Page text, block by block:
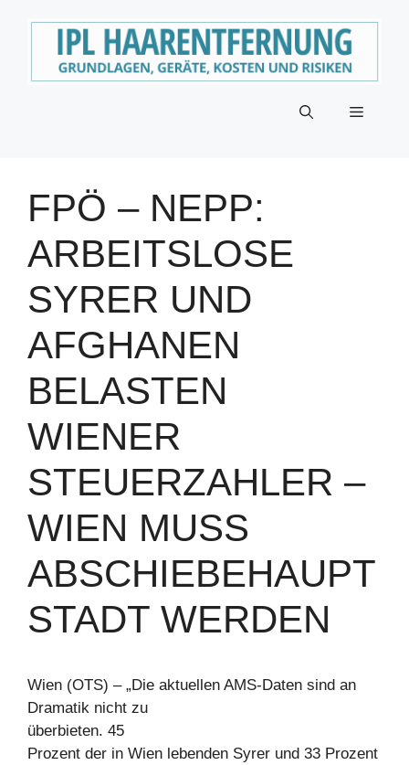
Menü
FPÖ – NEPP:
ARBEITSLOSE
SYRER UND
AFGHANEN
BELASTEN
WIENER
STEUERZAHLER –
WIEN MUSS
ABSCHIEBEHAUPT
STADT WERDEN
Wien (OTS) – „Die aktuellen AMS-Daten sind an
Dramatik nicht zu
überbieten. 45
Prozent der in Wien lebenden Syrer und 33 Prozent